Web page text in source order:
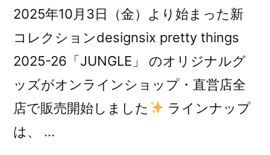
2025年10月3日（金）より始まった新
コレクションdesignsix pretty things
2025-26「JUNGLE」 のオリジナルグ
ッズがオンラインショップ・直営店全
店で販売開始しました
ラインナップ
は、 …